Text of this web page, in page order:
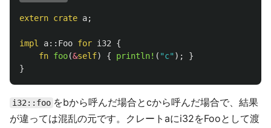
extern crate a;
impl a:: Foo for i32
{
fn foo(&self) { println! ( "c" );
}
}
i32::foo をbから呼んだ場合とcから呼んだ場合で、結果
が違っては混乱の元です。クレートaにi32をFooとして渡